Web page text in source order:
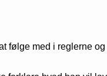
med i reglerne